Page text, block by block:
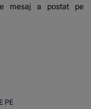
mesaj a postat pe
PE